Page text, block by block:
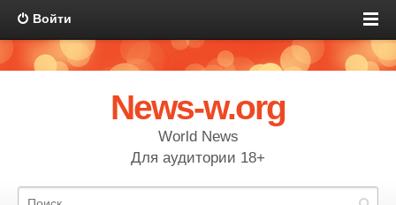
Войти
News-w.org
World News
Для аудитории 18+